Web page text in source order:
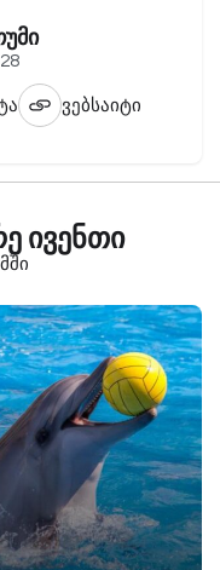
ვებსაიტი
ივენთი